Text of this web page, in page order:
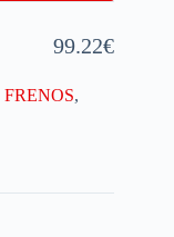
99.22€
FRENOS,